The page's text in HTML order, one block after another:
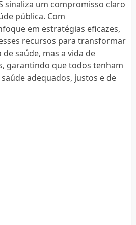
sinaliza um compromisso claro
pública. Com
em estratégias eficazes,
recursos para transformar
saúde, mas a vida de
garantindo que todos tenham
adequados, justos e de